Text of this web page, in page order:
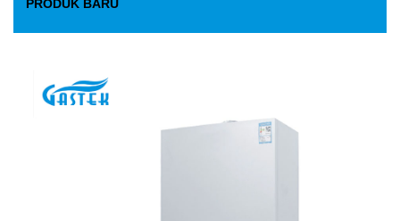
PRODUK BARU